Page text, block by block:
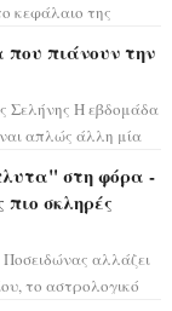
κεφάλαιο της
πιάνουν την
Σελήνης Η εβδομάδα
απλώς άλλη μία
στη φόρα -
σκληρές
αλλάζει
το αστρολογικό